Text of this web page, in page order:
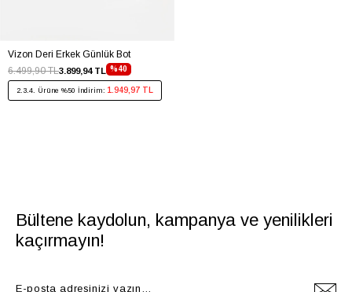
Vizon Deri Erkek Günlük Bot
%40
3.899,94 TL
6.499,90 TL
2.3.4. Ürüne %50 İndirim: 1.949,97 TL
Bültene kaydolun, kampanya ve yenilikleri
kaçırmayın!